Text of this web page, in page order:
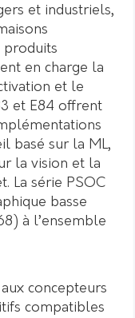
et industriels,
en charge la
et le
et E84 offrent
basé sur la ML,
la vision et la
La série PSOC
basse
à l’ensemble
concepteurs
compatibles